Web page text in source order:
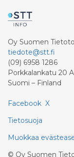
Oy Suomen
tiedote@stt.fi
(09) 6958 1286
Porkkalankatu 20
Suomi – Finland
Facebook X
Tietosuoja
Muokkaa
© Oy Suomen